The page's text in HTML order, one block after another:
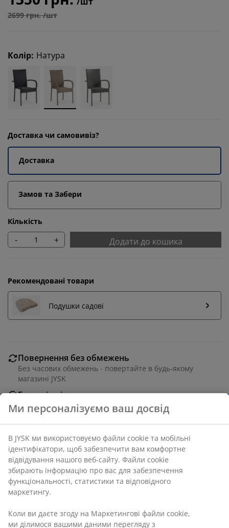
2699 грн. /шт
Колір: Натура
Доставка чи самовивіз?
Доставка
Замов та Забери
Кількість
- + Додати до кошика
Рекомендовані товари
Подушки садові
Повернення без обмежень
Без часових обмежень - повертайте в будь-якому
магазині JYSK
Гарантія ціни
30 днів гарантії ціни на всі товари
Різні варіанти доставки
Стілець із петану зі сталевою основою з
порошковим покриттям. Петан має природний
вигляд лози, водночас він стійкий до погодніх умов і
не потребує догляду. Стілець можна скласти
стопкою для компактного зберігання.